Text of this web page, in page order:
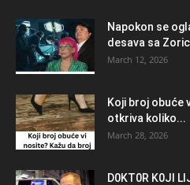
Napokon se
desava sa
March 12, 2026
Koji broj obuće
otkriva koliko...
March 28, 2026
D0KT0R K0Jl